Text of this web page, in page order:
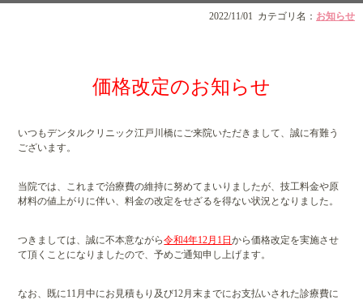
2022/11/01 カテゴリ名： お知らせ
価格改定のお知らせ
いつもデンタルクリニック江戸川橋にご来院いただきまして、誠に有難う
ございます。
当院では、これまで治療費の維持に努めてまいりましたが、技工料金や原
材料の値上がりに伴い、料金の改定をせざるを得ない状況となりました。
つきましては、誠に不本意ながら令和4年12月1日から価格改定を実施させ
て頂くことになりましたので、予めご通知申し上げます。
なお、既に11月中にお見積もり及び12月末までにお支払いされた診療費に